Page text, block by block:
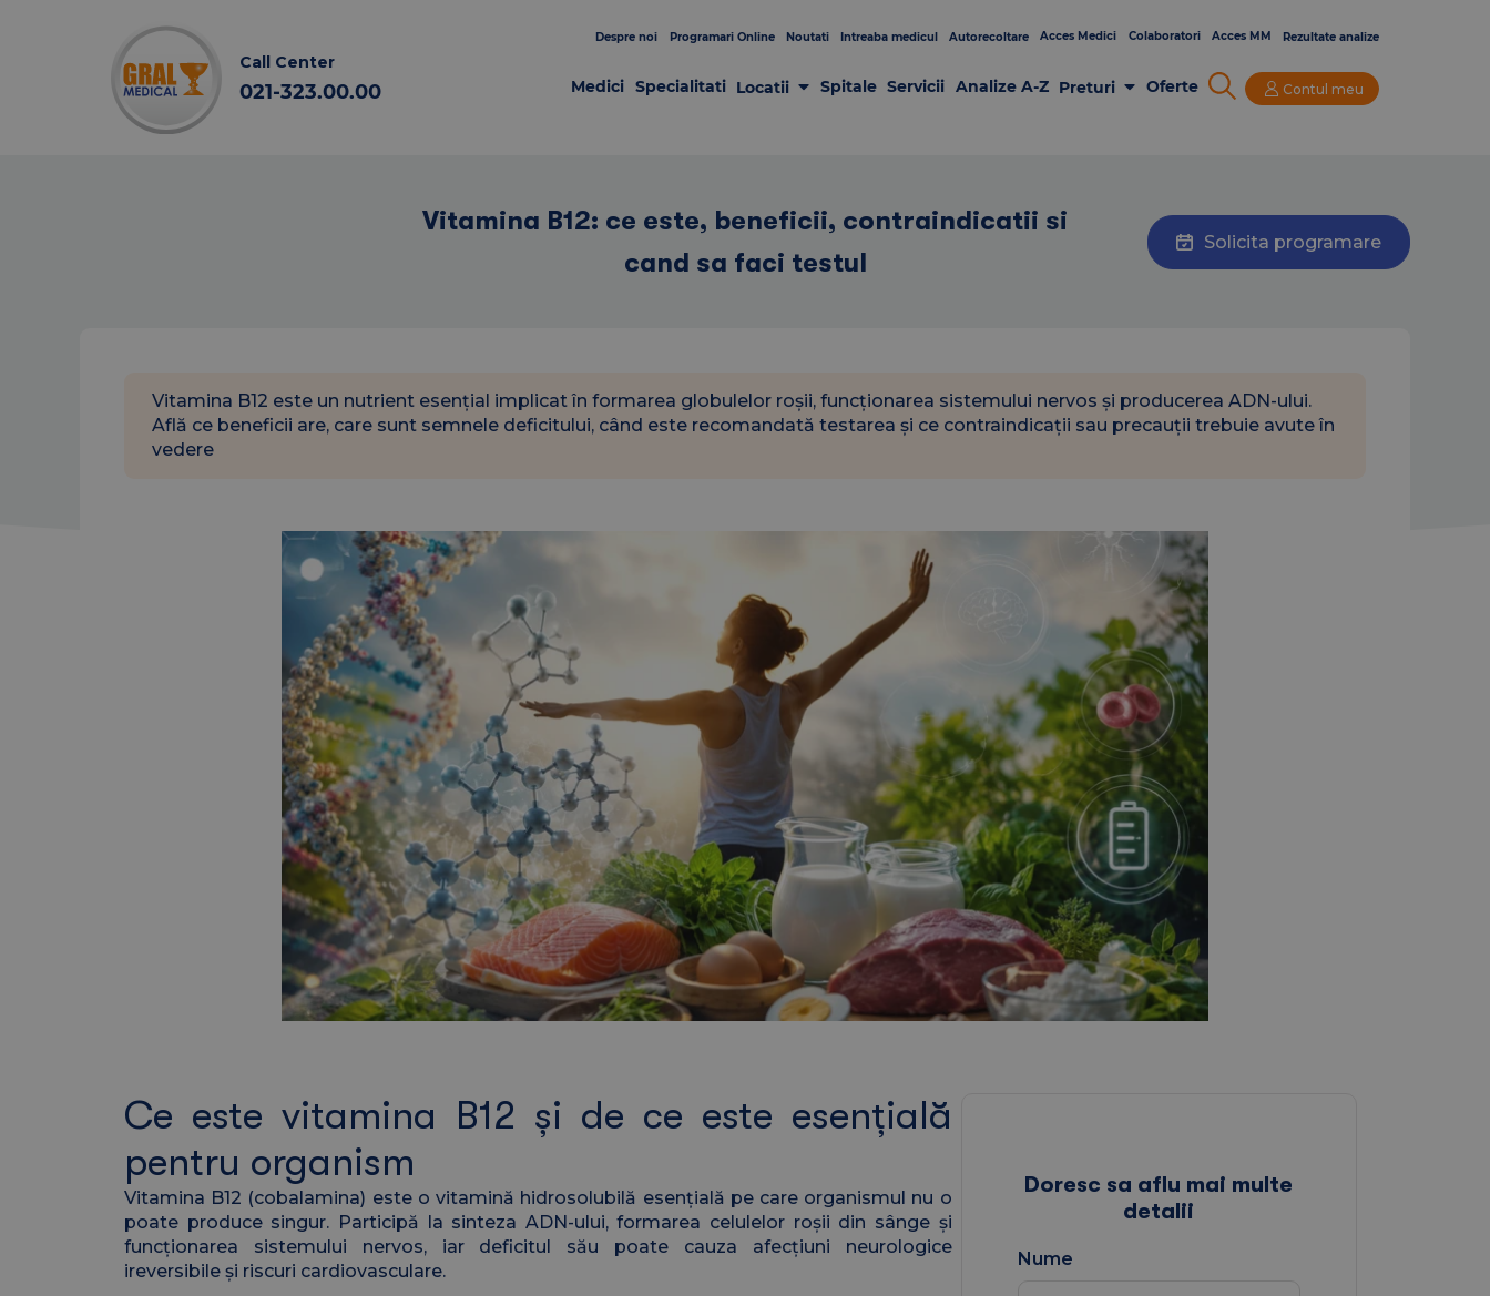
Call Center
021-323.00.00
Despre noi Programari Online Noutati Intreaba medicul Autorecoltare Acces Medici Colaboratori Acces MM Rezultate analize
Medici Specialitati Locatii Spitale Servicii Analize A-Z Preturi Oferte Contul meu
Vitamina B12: ce este, beneficii, contraindicatii si
cand sa faci testul
Solicita programare
Vitamina B12 este un nutrient esențial implicat în formarea globulelor roșii, funcționarea sistemului nervos și producerea ADN-ului.
Află ce beneficii are, care sunt semnele deficitului, când este recomandată testarea și ce contraindicații sau precauții trebuie avute în
vedere
Doresc sa aflu mai multe
detalii
Nume
Ce este vitamina B12 și de ce este esențială
pentru organism
Vitamina B12 (cobalamina) este o vitamină hidrosolubilă esențială pe care organismul nu o
poate produce singur. Participă la sinteza ADN-ului, formarea celulelor roșii din sânge și
funcționarea sistemului nervos, iar deficitul său poate cauza afecțiuni neurologice
ireversibile și riscuri cardiovasculare.